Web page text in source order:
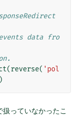
data fro
(reverse( 'pol
っていなかったこ